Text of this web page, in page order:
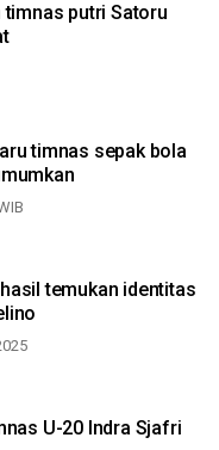
timnas putri Satoru
timnas sepak bola
temukan identitas
U-20 Indra Sjafri